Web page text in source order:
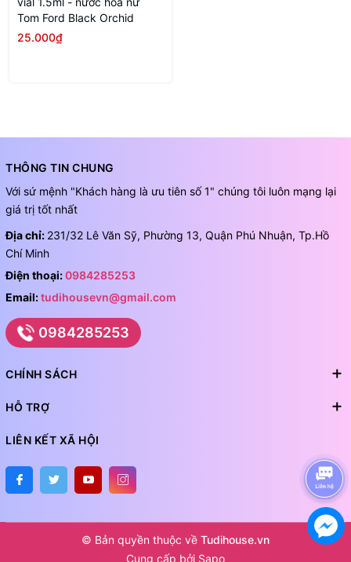
Tom Ford Black Orchid
25.000₫
THÔNG TIN CHUNG
Với sứ mệnh "Khách hàng là ưu tiên số 1" chúng tôi luôn mạng lại
giá trị tốt nhất
Địa chỉ: 231/32 Lê Văn Sỹ, Phường 13, Quận Phú Nhuận, Tp.Hồ
Chí Minh
Điện thoại:0984285253
Email:tudihousevn@gmail.com
0984285253
CHÍNH SÁCH
HỖ TRỢ
LIÊN KẾT XÃ HỘI
© Bản quyền thuộc về Tudihouse.vn
Cung cấp bởi Sapo